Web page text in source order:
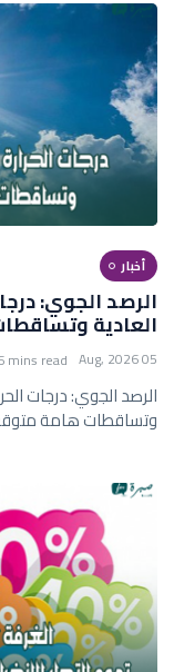
أخبار
الرصد الجوي:
العادية
05 Aug, 2026
mins read
الرصد الجوي: درجات
وتساقطات هامة